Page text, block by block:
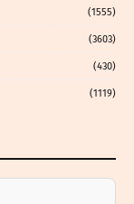
(1555)
(3603)
(430)
(1119)